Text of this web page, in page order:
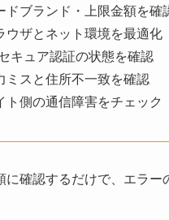
ドブランド・上限金額を確
ウザとネット環境を最適化
キュア認証の状態を確認
ミスと住所不一致を確認
ト側の通信障害をチェック
に確認するだけで、エラー